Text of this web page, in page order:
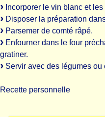
Incorporer le vin blanc et
Disposer la préparation
Parsemer de comté râpé.
Enfourner dans le four
gratiner.
Servir avec des légumes ou
Recette personnelle